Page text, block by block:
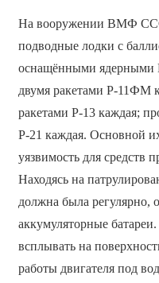
На вооружении ВМФ
подводные лодки с
оснащёнными ядерными
двумя ракетами Р-11ФМ
ракетами Р-13 каждая;
Р-21 каждая. Основной
уязвимость для средств
Находясь на
должна была регулярно,
аккумуляторные
всплывать на
работы двигателя под